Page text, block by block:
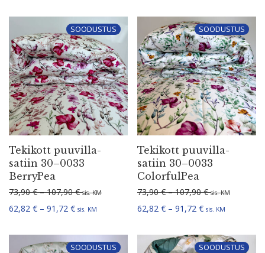
SOODUSTUS
Tekikott puuvil­la­
satiin 30–0033
BerryPea
73,90€ – 107,90€Hinnavahemik: 73,90 € kuni 107,90 €
sis. KM
62,82 € – 91,72 €Hinnavahemik: 62,82 € kuni 91,72 €
sis. KM
SOODUSTUS
Tekikott puuvil­la­
satiin 30–0033
ColorfulPea
73,90€ – 107,90€ sis. KM
62,82 € – 91,72 €Hinnavahemik:
sis. KM
SOODUSTUS SOODUSTUS